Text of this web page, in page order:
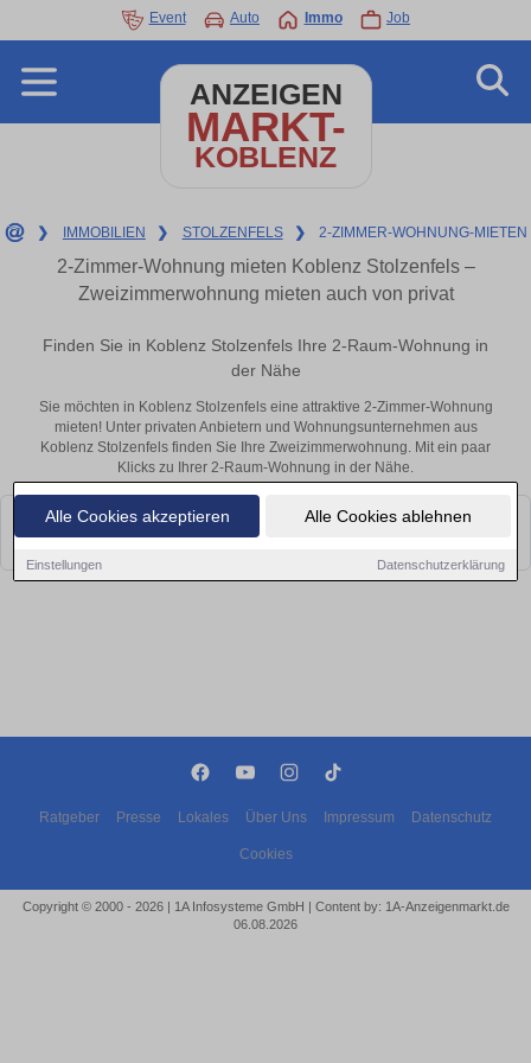
Alle Cookies akzeptieren Alle Cookies ablehnen
Einstellungen Datenschutzerklärung
Event Auto Immo Job
ANZEIGEN
MARKT-
KOBLENZ
❯ IMMOBILIEN ❯ STOLZENFELS ❯ 2-ZIMMER-WOHNUNG-MIETEN
2-Zimmer-Wohnung mieten Koblenz Stolzenfels –
Zweizimmerwohnung mieten auch von privat
Finden Sie in Koblenz Stolzenfels Ihre 2-Raum-Wohnung in
der Nähe
Sie möchten in Koblenz Stolzenfels eine attraktive 2-Zimmer-Wohnung
mieten! Unter privaten Anbietern und Wohnungsunternehmen aus
Koblenz Stolzenfels finden Sie Ihre Zweizimmerwohnung. Mit ein paar
Klicks zu Ihrer 2-Raum-Wohnung in der Nähe.
Leider konnten wir derzeit keine passenden Objekte finden. Schauen Sie
bald wieder vorbei!
Ratgeber Presse Lokales Über Uns Impressum Datenschutz
Cookies
Copyright © 2000 - 2026 | 1A Infosysteme GmbH | Content by: 1A-Anzeigenmarkt.de
06.08.2026